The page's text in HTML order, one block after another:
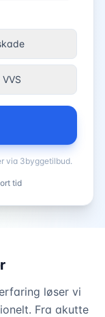
via 3byggetilbud.
tid
løser vi
Fra akutte